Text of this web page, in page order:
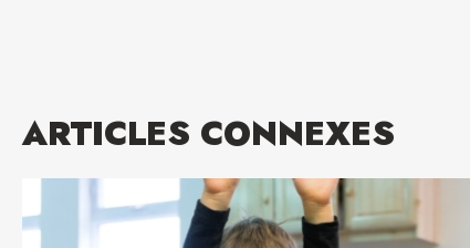
ARTICLES CONNEXES